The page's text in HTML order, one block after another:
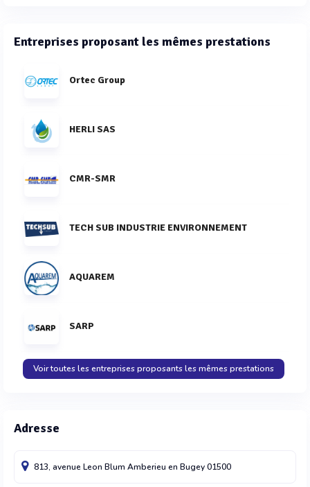
Entreprises proposant les mêmes prestations
Ortec Group
HERLI SAS
CMR-SMR
TECH SUB INDUSTRIE ENVIRONNEMENT
AQUAREM
SARP
Voir toutes les entreprises proposants les mêmes prestations
Adresse
813, avenue Leon Blum Amberieu en Bugey01500